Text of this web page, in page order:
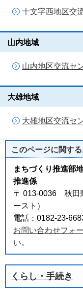
十文字西地区交
山内地域
山内地区交流セ
大雄地域
大雄地区交流セ
このページに関する
まちづくり推進部
推進係
〒 013-0036 秋田
ースト）
電話：0182-23-
お問い合わせフォ
い。
くらし・手続き